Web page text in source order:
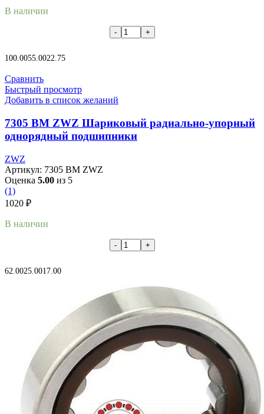
В наличии
100.0055.0022.75
Сравнить
Быстрый просмотр
Добавить в список желаний
7305 BM ZWZ Шариковый радиально-упорный
однорядный подшипники
ZWZ
Артикул: 7305 BM ZWZ
Оценка 5.00 из 5
(1)
1020 ₽
В наличии
62.0025.0017.00